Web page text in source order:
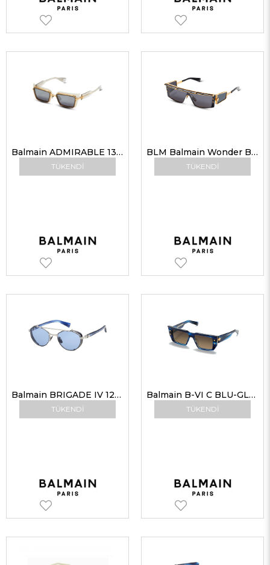
TÜKENDI
Balmain ADMIRABLE 130B GRY-GLD 52-20 Kadın Güneş Gözlükleri
TÜKENDI
BLM Balmain Wonder Boy Grill Limited Edition G Unisex Güneş Gözlükleri
TÜKENDI
Balmain BRIGADE IV 120C SLV-BLU 52-20 Unisex Güneş Gözlükleri
TÜKENDI
Balmain B-VI C BLU-GLD 54-14 Unisex Güneş Gözlükleri